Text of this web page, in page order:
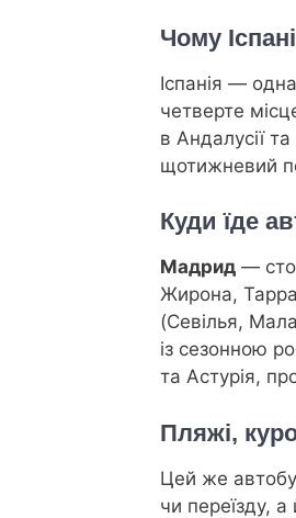
Чому
Іспанія —
четверте
в Андалусії
щотижневий
Куди їде
Мадрид —
Жирона,
(Севілья,
із сезонною
та Астурія,
Пляжі,
Цей же
чи переїзду,